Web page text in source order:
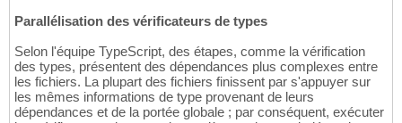
Parallélisation des vérificateurs de types
Selon l'équipe TypeScript, des étapes, comme la vérification
des types, présentent des dépendances plus complexes entre
les fichiers. La plupart des fichiers finissent par s'appuyer sur
les mêmes informations de type provenant de leurs
dépendances et de la portée globale ; par conséquent, exécuter